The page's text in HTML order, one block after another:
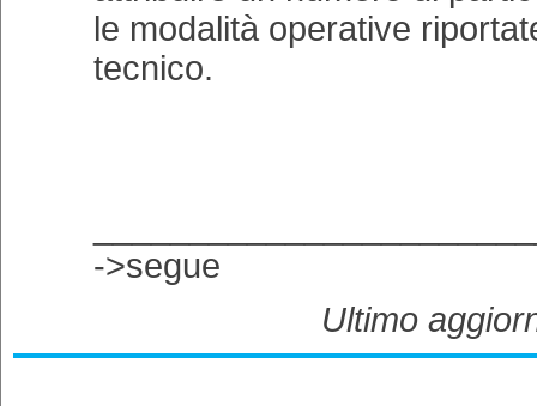
le modalità operative
tecnico.
->segue
Ultimo